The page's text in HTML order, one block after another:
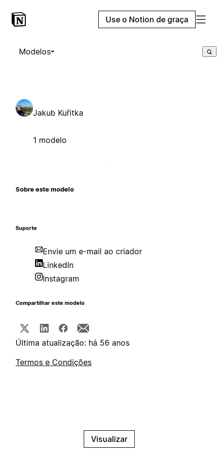
Use o Notion de graça
Modelos
Jakub Kuřitka
1 modelo
Sobre este modelo
Suporte
Envie um e-mail ao criador
LinkedIn
Instagram
Compartilhar este modelo
Última atualização: há 56 anos
Termos e Condições
Visualizar